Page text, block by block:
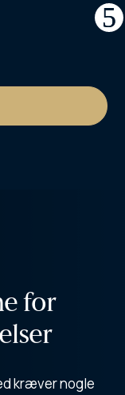
for
kræver nogle